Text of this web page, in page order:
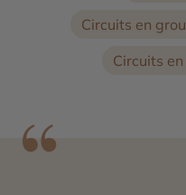
Circuits en
Circuits